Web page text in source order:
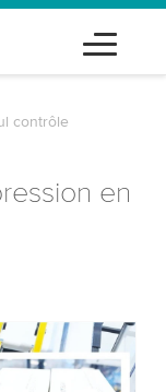
contrôle
en